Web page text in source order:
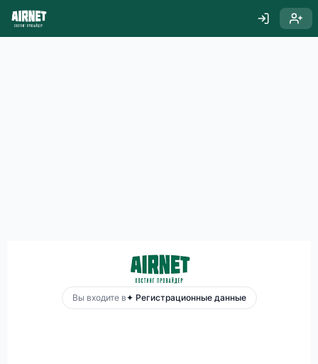
Вы входите в✦ Регистрационные данные